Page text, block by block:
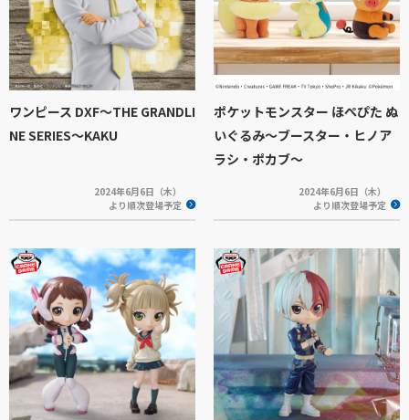
ワンピース DXF～THE GRANDLI
NE SERIES～KAKU
2024年6月6日（木）
より順次登場予定
ポケットモンスター ほぺぴた ぬ
いぐるみ～ブースター・ヒノア
ラシ・ポカブ～
2024年6月6日（木）
より順次登場予定